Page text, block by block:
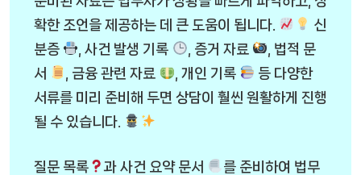
확한 조언을 제공하는 데 큰 도움이 됩니다.
신
분증
, 사건 발생 기록 , 증거 자료
, 법적 문
서
, 금융 관련 자료 , 개인 기록
등 다양한
서류를 미리 준비해 두면 상담이 훨씬 원활하게 진행
될 수 있습니다.
질문 목록 과 사건 요약 문서
를 준비하여 법무